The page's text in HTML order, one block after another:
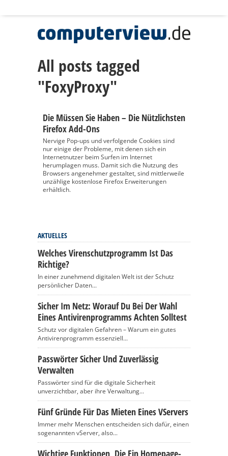
All posts tagged
"FoxyProxy"
Die Müssen Sie Haben – Die Nützlichsten
Firefox Add-Ons
Nervige Pop-ups und verfolgende Cookies sind
nur einige der Probleme, mit denen sich ein
Internetnutzer beim Surfen im Internet
herumplagen muss. Damit sich die Nutzung des
Browsers angenehmer gestaltet, sind mittlerweile
unzählige kostenlose Firefox Erweiterungen
erhältlich.
AKTUELLES
Welches Virenschutzprogramm Ist Das
Richtige?
In einer zunehmend digitalen Welt ist der Schutz
persönlicher Daten...
Sicher Im Netz: Worauf Du Bei Der Wahl
Eines Antivirenprogramms Achten Solltest
Schutz vor digitalen Gefahren – Warum ein gutes
Antivirenprogramm essenziell...
Passwörter Sicher Und Zuverlässig
Verwalten
Passwörter sind für die digitale Sicherheit
unverzichtbar, aber ihre Verwaltung...
Fünf Gründe Für Das Mieten Eines VServers
Immer mehr Menschen entscheiden sich dafür, einen
sogenannten vServer, also...